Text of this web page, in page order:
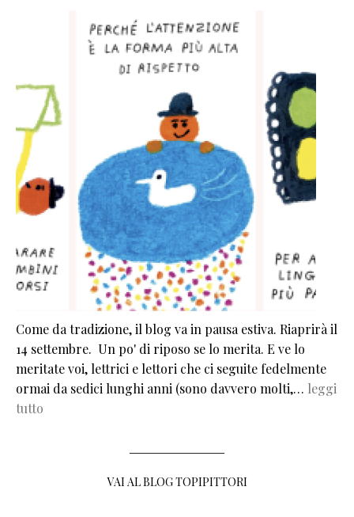
Come da tradizione, il blog va in pausa estiva. Riaprirà il
14 settembre. Un po' di riposo se lo merita. E ve lo
meritate voi, lettrici e lettori che ci seguite fedelmente
ormai da sedici lunghi anni (sono davvero molti,… leggi
tutto
VAI AL BLOG TOPIPITTORI